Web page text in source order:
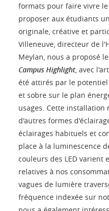
formats pour faire vivre
proposer aux étudiants
originale, créative et
Villeneuve, directeur de
Meylan, nous a proposé
Campus Highlight, avec
été attirés par le
et sobre sur le plan
usages. Cette
d'autres formes
éclairages habituels et
place à la luminescence
couleurs des LED varient
relatives à nos
vagues de lumière
fréquence indexée sur